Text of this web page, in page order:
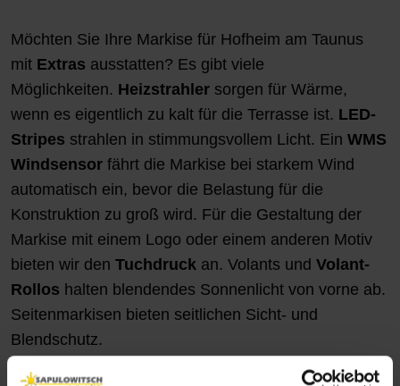
Möchten Sie Ihre Markise für Hofheim am Taunus
mit Extras ausstatten? Es gibt viele
Möglichkeiten. Heizstrahler sorgen für Wärme,
wenn es eigentlich zu kalt für die Terrasse ist. LED-
Stripes strahlen in stimmungsvollem Licht. Ein WMS
Windsensor fährt die Markise bei starkem Wind
automatisch ein, bevor die Belastung für die
Konstruktion zu groß wird. Für die Gestaltung der
Markise mit einem Logo oder einem anderen Motiv
bieten wir den Tuchdruck an. Volants und Volant-
Rollos halten blendendes Sonnenlicht von vorne ab.
Seitenmarkisen bieten seitlichen Sicht- und
Blendschutz.